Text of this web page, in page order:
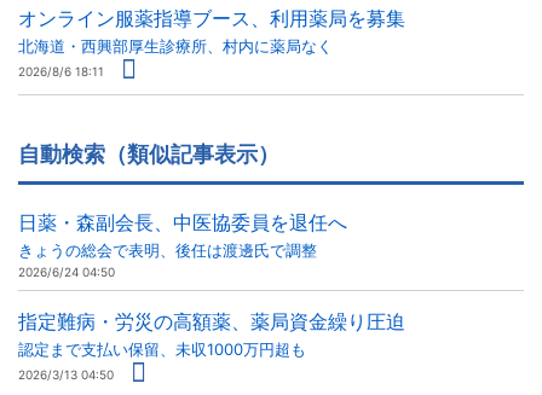
オンライン服薬指導ブース、利用薬局を募集
北海道・西興部厚生診療所、村内に薬局なく
2026/8/6 18:11
自動検索（類似記事表示）
日薬・森副会長、中医協委員を退任へ
きょうの総会で表明、後任は渡邊氏で調整
2026/6/24 04:50
指定難病・労災の高額薬、薬局資金繰り圧迫
認定まで支払い保留、未収1000万円超も
2026/3/13 04:50